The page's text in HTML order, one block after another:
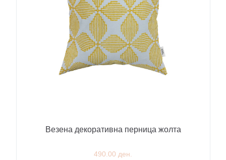
Везена декоративна перница жолта
490.00 ден.